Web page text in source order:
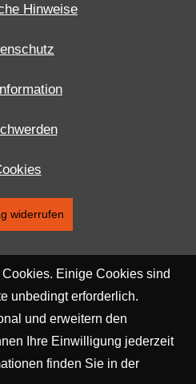
Hinweise
widerrufen
Einige Cookies sind
unbedingt erforderlich.
und erweitern den
Ihre Einwilligung jederzeit
finden Sie in der